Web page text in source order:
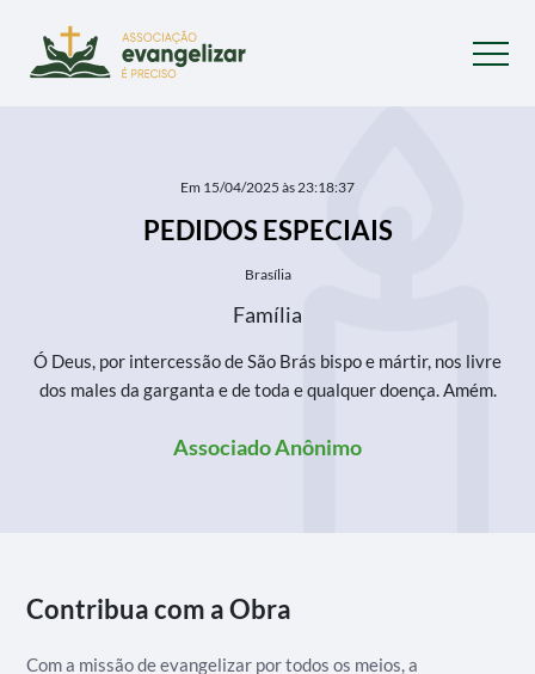
Em 15/04/2025 às 23:18:37
PEDIDOS ESPECIAIS
Brasília
Família
Ó Deus, por intercessão de São Brás bispo e mártir, nos livre
dos males da garganta e de toda e qualquer doença. Amém.
Associado Anônimo
Contribua com a Obra
Com a missão de evangelizar por todos os meios, a